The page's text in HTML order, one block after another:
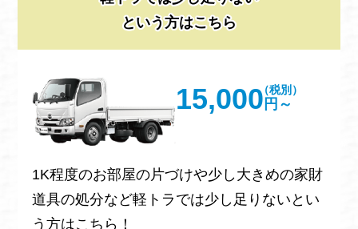
という方はこちら
15,000 円～
（税別）
1K程度のお部屋の片づけや少し大きめの家財
道具の処分など軽トラでは少し足りないとい
う方はこちら！